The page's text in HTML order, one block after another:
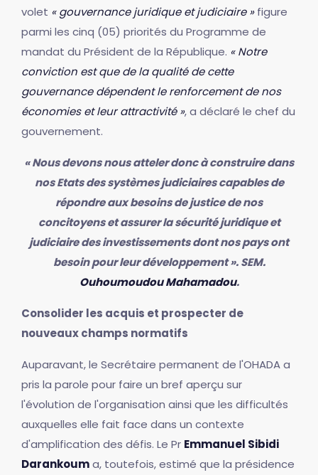
volet « gouvernance juridique et judiciaire »figure
parmi les cinq (05) priorités du Programme de
mandat du Président de la République. « Notre
conviction est que de la qualité de cette
gouvernance dépendent le renforcement de nos
économies et leur attractivité », a déclaré le chef du
gouvernement.
« Nous devons nous atteler donc à construire dans
nos Etats des systèmes judiciaires capables de
répondre aux besoins de justice de nos
concitoyens et assurer la sécurité juridique et
judiciaire des investissements dont nos pays ont
besoin pour leur développement ». SEM.
Ouhoumoudou Mahamadou.
Consolider les acquis et prospecter de
nouveaux champs normatifs
Auparavant, le Secrétaire permanent de l'OHADA a
pris la parole pour faire un bref aperçu sur
l'évolution de l'organisation ainsi que les difficultés
auxquelles elle fait face dans un contexte
d'amplification des défis. Le Pr Emmanuel Sibidi
Darankouma, toutefois, estimé que la présidence